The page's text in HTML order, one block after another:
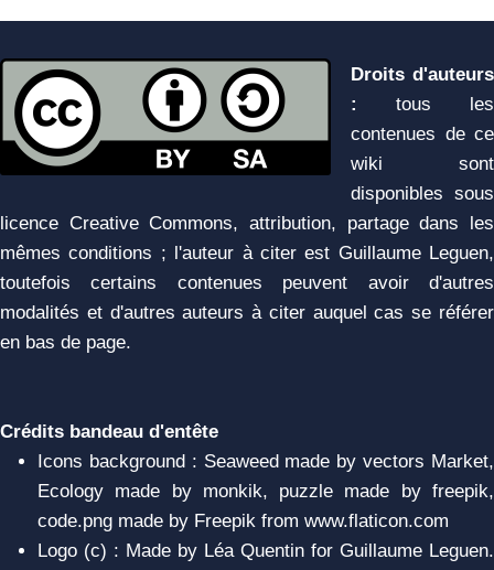
Droits d'auteurs
:
tous les
contenues de ce
wiki sont
disponibles sous
licence Creative Commons, attribution, partage dans les
mêmes conditions ; l'auteur à citer est Guillaume Leguen,
toutefois certains contenues peuvent avoir d'autres
modalités et d'autres auteurs à citer auquel cas se référer
en bas de page.
Crédits bandeau d'entête
Icons background : Seaweed made by vectors Market,
Ecology made by monkik, puzzle made by freepik,
code.png made by Freepik from www.flaticon.com
Logo (c) : Made by Léa Quentin for Guillaume Leguen.